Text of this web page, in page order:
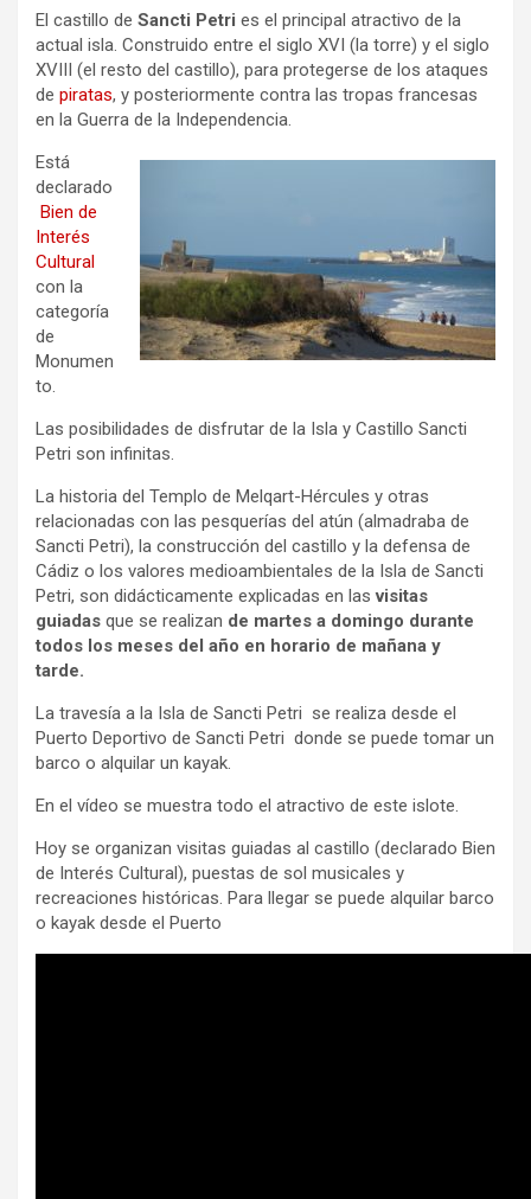
El castillo de Sancti Petri es el principal atractivo de la
actual isla. Construido entre el siglo XVI (la torre) y el siglo
XVIII (el resto del castillo), para protegerse de los ataques
de piratas, y posteriormente contra las tropas francesas
en la Guerra de la Independencia.
Está
declarado
Bien de
Interés
Cultural
con la
categoría
de
Monumen
to.
Las posibilidades de disfrutar de la Isla y Castillo Sancti
Petri son infinitas.
La historia del Templo de Melqart-Hércules y otras
relacionadas con las pesquerías del atún (almadraba de
Sancti Petri), la construcción del castillo y la defensa de
Cádiz o los valores medioambientales de la Isla de Sancti
Petri, son didácticamente explicadas en lasvisitas
guiadas que se realizan de martes a domingo durante
todos los meses del año en horario de mañana y
tarde.
La travesía a la Isla de Sancti Petri se realiza desde el
Puerto Deportivo de Sancti Petri donde se puede tomar un
barco o alquilar un kayak.
En el vídeo se muestra todo el atractivo de este islote.
Hoy se organizan visitas guiadas al castillo (declarado Bien
de Interés Cultural), puestas de sol musicales y
recreaciones históricas. Para llegar se puede alquilar barco
o kayak desde el Puerto